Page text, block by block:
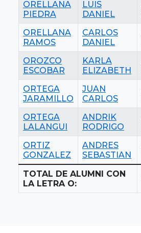
ORELLANA
PIEDRA
LUIS
DANIEL
ORELLANA
RAMOS
CARLOS
DANIEL
OROZCO
ESCOBAR
KARLA
ELIZABETH
ORTEGA
JARAMILLO
JUAN
CARLOS
ORTEGA
LALANGUI
ANDRIK
RODRIGO
ORTIZ
GONZALEZ
ANDRES
SEBASTIAN
TOTAL DE ALUMNI CON
LA LETRA O: